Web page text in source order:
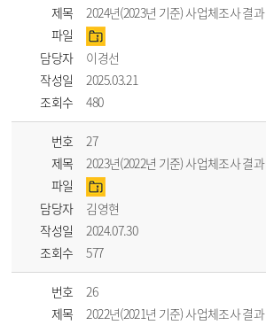
제목
2024년(2023년 기준) 사업체조사 결과
파일
담당자
이경선
작성일
2025.03.21
조회수
480
번호
27
제목
2023년(2022년 기준) 사업체조사 결과
파일
담당자
김영현
작성일
2024.07.30
조회수
577
번호
26
제목
2022년(2021년 기준) 사업체조사 결과